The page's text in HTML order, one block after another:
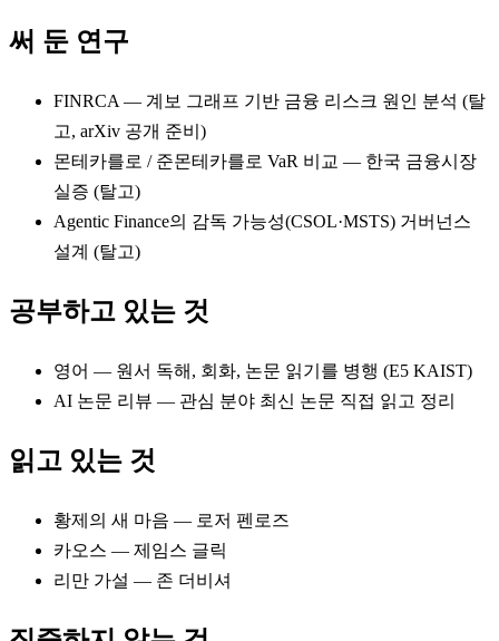
써 둔 연구
FINRCA — 계보 그래프 기반 금융 리스크 원인 분석 (탈
고, arXiv 공개 준비)
몬테카를로 / 준몬테카를로 VaR 비교 — 한국 금융시장
실증 (탈고)
Agentic Finance의 감독 가능성(CSOL·MSTS) 거버넌스
설계 (탈고)
공부하고 있는 것
영어 — 원서 독해, 회화, 논문 읽기를 병행 (E5 KAIST)
AI 논문 리뷰 — 관심 분야 최신 논문 직접 읽고 정리
읽고 있는 것
황제의 새 마음 — 로저 펜로즈
카오스 — 제임스 글릭
리만 가설 — 존 더비셔